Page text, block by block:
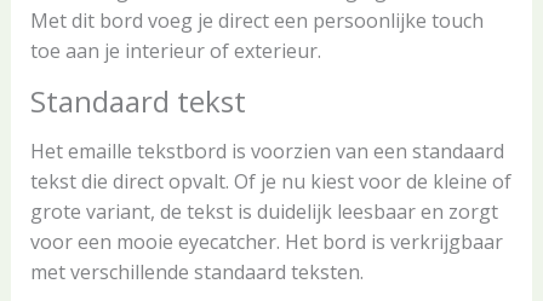
Met dit bord voeg je direct een persoonlijke touch
toe aan je interieur of exterieur.
Standaard tekst
Het emaille tekstbord is voorzien van een standaard
tekst die direct opvalt. Of je nu kiest voor de kleine of
grote variant, de tekst is duidelijk leesbaar en zorgt
voor een mooie eyecatcher. Het bord is verkrijgbaar
met verschillende standaard teksten.